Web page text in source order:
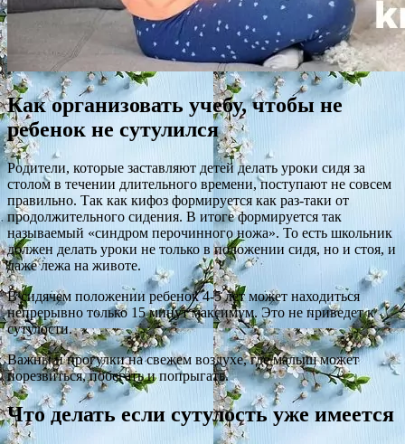
Как организовать учебу, чтобы не
ребенок не сутулился
Родители, которые заставляют детей делать уроки сидя за
столом в течении длительного времени, поступают не совсем
правильно. Так как кифоз формируется как раз-таки от
продолжительного сидения. В итоге формируется так
называемый «синдром перочинного ножа». То есть школьник
должен делать уроки не только в положении сидя, но и стоя, и
даже лежа на животе.
В сидячем положении ребенок 4-5 лет может находиться
непрерывно только 15 минут максимум. Это не приведет к
сутулости.
Важны и прогулки на свежем воздухе, где малыш может
порезвиться, побегать и попрыгать.
Что делать если сутулость уже имеется